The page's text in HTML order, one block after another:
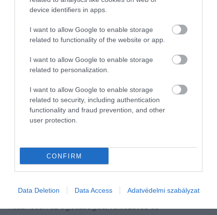
device identifiers in apps.
I want to allow Google to enable storage
related to functionality of the website or app.
I want to allow Google to enable storage
related to personalization.
I want to allow Google to enable storage
related to security, including authentication
functionality and fraud prevention, and other
user protection.
CONFIRM
Data Deletion Data Access Adatvédelmi szabályzat
Shutterstock
biztosan elősegítik a fogyásunkat. Ezek a kísérleti
vizsgálatok rövid ideig tartottak, és sokan nem
számoltak be semmiféle súlyváltozásról.
Mindazonáltal az erjesztett élelmiszerek továbbra is
hasznosak az egészséges, változatos és